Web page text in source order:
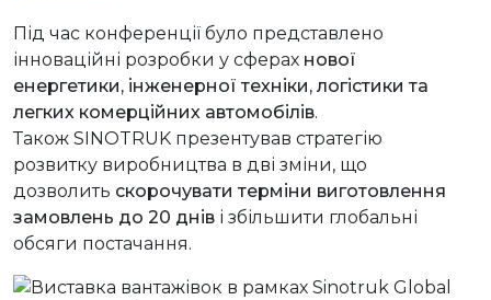
Під час конференції було представлено
інноваційні розробки у сферах нової
енергетики, інженерної техніки, логістики та
легких комерційних автомобілів.
Також SINOTRUK презентував стратегію
розвитку виробництва в дві зміни, що
дозволить скорочувати терміни виготовлення
замовлень до 20 днів і збільшити глобальні
обсяги постачання.